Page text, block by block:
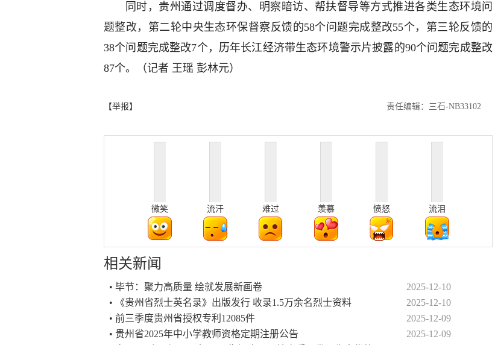
同时，贵州通过调度督办、明察暗访、帮扶督导等方式推进各类生态环境问
题整改，第二轮中央生态环保督察反馈的58个问题完成整改55个，第三轮反馈的
38个问题完成整改7个，历年长江经济带生态环境警示片披露的90个问题完成整改
87个。（记者 王瑶 彭林元）
【举报】 责任编辑：三石-NB33102
微笑 流汗 难过 羡慕 愤怒 流泪
相关新闻
• 毕节：聚力高质量 绘就发展新画卷
2025-12-10
• 《贵州省烈士英名录》出版发行 收录1.5万余名烈士资料
2025-12-10
• 前三季度贵州省授权专利12085件
2025-12-09
• 贵州省2025年中小学教师资格定期注册公告
2025-12-09